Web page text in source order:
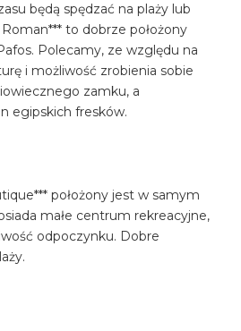
będą spędzać na plaży lub
to dobrze położony
Polecamy, ze względu na
i możliwość zrobienia sobie
zamku, a
egipskich fresków.
położony jest w samym
małe centrum rekreacyjne,
odpoczynku. Dobre